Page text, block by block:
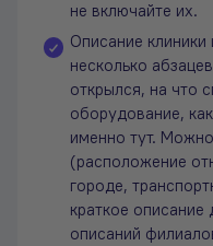
не включайте их.
Описание
несколько
открылся, на что
оборудование,
именно тут.
(расположение
городе,
краткое описание
описаний